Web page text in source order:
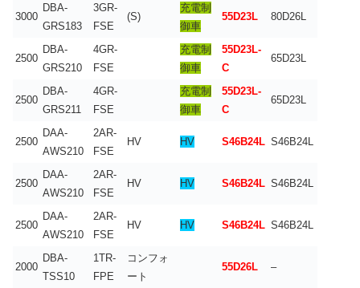
3000
DBA-
GRS183
3GR-
FSE
(S)
充電制
御車
55D23L 80D26L
2500
DBA-
GRS210
4GR-
FSE
充電制
御車
55D23L-
C
65D23L
2500
DBA-
GRS211
4GR-
FSE
充電制
御車
55D23L-
C
65D23L
2500
DAA-
AWS210
2AR-
FSE
HV HV S46B24L S46B24L
2500
DAA-
AWS210
2AR-
FSE
HV HV S46B24L S46B24L
2500
DAA-
AWS210
2AR-
FSE
HV HV S46B24L S46B24L
2000
DBA-
TSS10
1TR-
FPE
コンフォ
ート
55D26L –